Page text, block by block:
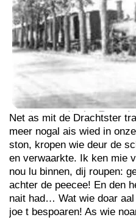
Net as mit de Drachtster
meer nogal ais wied in
ston, kropen wie deur de
en verwaarkte. Ik ken mie
nou lu binnen, dij roupen:
achter de peecee! En den
nait had… Wat wie doar
joe t bespoaren! As wie